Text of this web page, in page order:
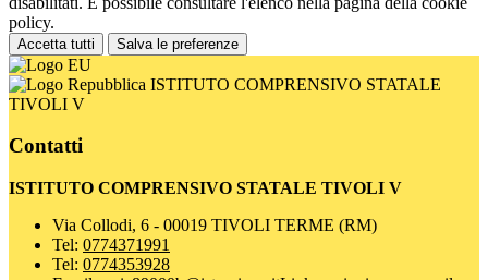
policy.
Accetta tutti Salva le preferenze
ISTITUTO COMPRENSIVO STATALE
TIVOLI V
Contatti
ISTITUTO COMPRENSIVO STATALE TIVOLI V
Via Collodi, 6 - 00019 TIVOLI TERME (RM)
Tel: 0774371991
Tel: 0774353928